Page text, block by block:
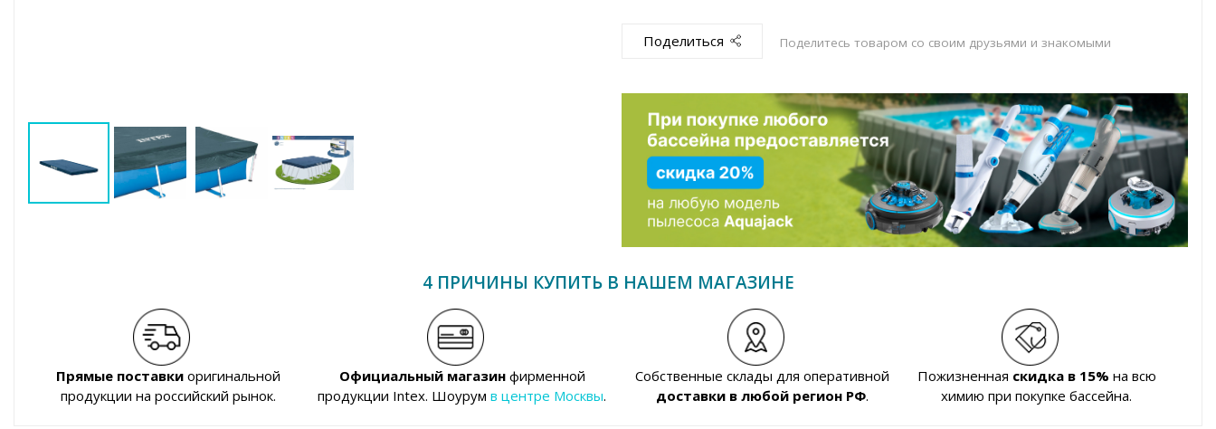
Поделиться Поделитесь товаром со своим друзьями и знакомыми
4 ПРИЧИНЫ КУПИТЬ В НАШЕМ МАГАЗИНЕ
Прямые поставкиоригинальной
продукции на российский рынок.
Официальный магазинфирменной
продукции Intex. Шоурумв центре Москвы.
Собственные склады для оперативной
доставки в любой регион РФ.
Пожизненная скидка в 15% на всю
химию при покупке бассейна.